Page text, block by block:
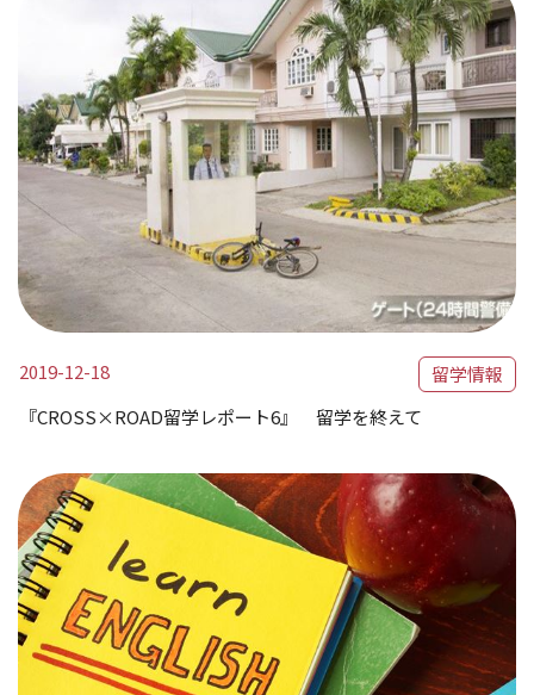
2019-12-18
留学情報
『CROSS×ROAD留学レポート6』 留学を終えて